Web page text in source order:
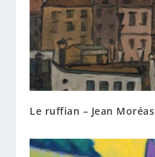
Le ruffian – Jean Moréas